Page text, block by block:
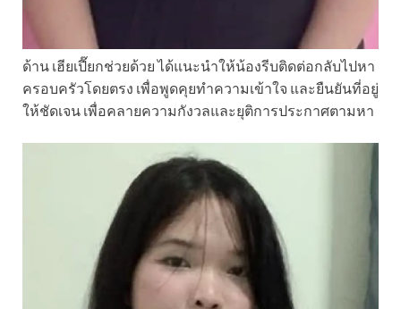
ด้าน เฮียเปี๊ยกช่วยด้วย ได้แนะนำให้น้องรีบติดต่อกลับไปหา
ครอบครัวโดยตรง เพื่อพูดคุยทำความเข้าใจ และยืนยันที่อยู่
ให้ชัดเจน เพื่อคลายความกังวลและยุติการประกาศตามหา